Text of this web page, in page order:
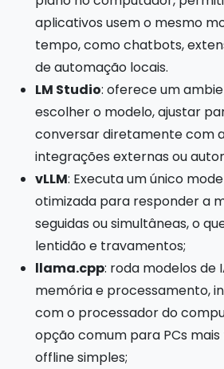
aplicativos usem o mesmo
tempo, como chatbots,
de automação locais.
LM Studio: oferece um
escolher o modelo, ajustar
conversar diretamente com
integrações externas ou
vLLM: Executa um único
otimizada para responder a
seguidas ou simultâneas, o
lentidão e travamentos;
llama.cpp: roda modelos de
memória e processamento,
com o processador do
opção comum para PCs mais
offline simples;